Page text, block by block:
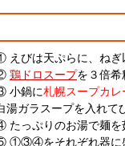
えびは天ぷらに、ねぎ
鶏ドロスープを３倍希
小鍋に札幌スープカレ
湯ガラスープを入れて
たっぷりのお湯で麺を
①③④をそれぞれ器に盛